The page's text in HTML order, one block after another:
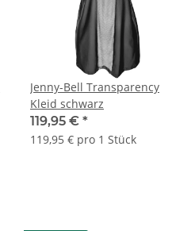
Jenny-Bell Transparency
Kleid schwarz
119,95 € *
119,95 € pro 1 Stück